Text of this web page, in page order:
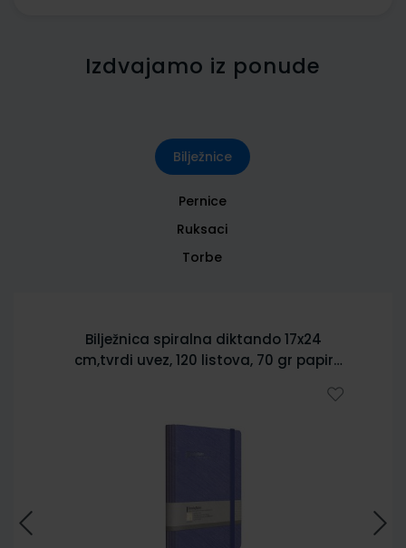
Izdvajamo iz ponude
Bilježnice
Pernice
Ruksaci
Torbe
Bilježnica spiralna diktando 17x24
cm,tvrdi uvez, 120 listova, 70 gr papir